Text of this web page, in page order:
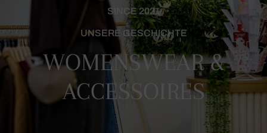
SINCE 2021
UNSERE GESCHICHTE
WOMENSWEAR &
ACCESSOIRES